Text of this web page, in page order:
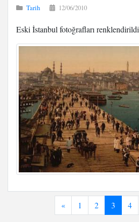
Tarih 12/06/2010
Eski İstanbul fotoğrafları renklendirildi
« 1 2 3 4